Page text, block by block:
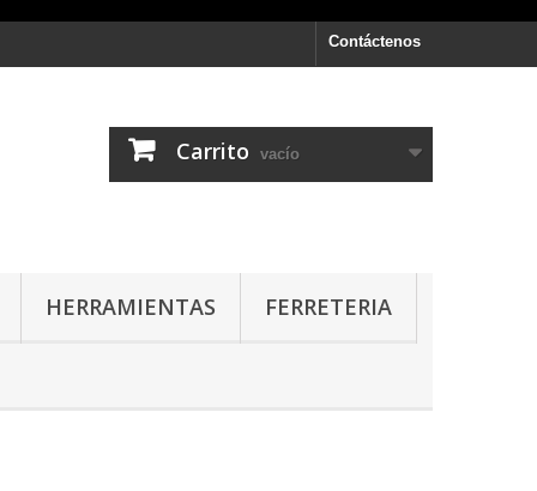
Contáctenos
Carrito vacío
HERRAMIENTAS FERRETERIA